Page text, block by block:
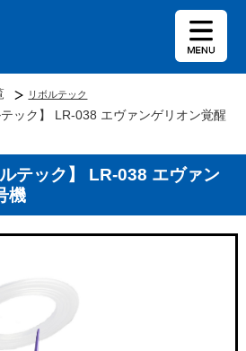
リボルテック
ック】 LR-038 エヴァンゲリオン覚醒
テック】 LR-038 エヴァン
機